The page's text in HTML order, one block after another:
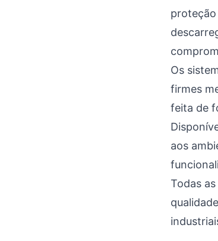
Os
firmes
feita de
aos
Todas